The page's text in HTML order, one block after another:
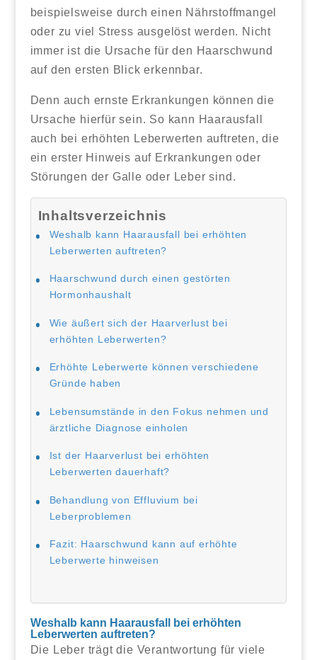
beispielsweise durch einen Nährstoffmangel
oder zu viel Stress ausgelöst werden. Nicht
immer ist die Ursache für den Haarschwund
auf den ersten Blick erkennbar.
Denn auch ernste Erkrankungen können die
Ursache hierfür sein. So kann Haarausfall
auch bei erhöhten Leberwerten auftreten, die
ein erster Hinweis auf Erkrankungen oder
Störungen der Galle oder Leber sind.
Inhaltsverzeichnis
Weshalb kann Haarausfall bei erhöhten
Leberwerten auftreten?
Haarschwund durch einen gestörten
Hormonhaushalt
Wie äußert sich der Haarverlust bei
erhöhten Leberwerten?
Erhöhte Leberwerte können verschiedene
Gründe haben
Lebensumstände in den Fokus nehmen und
ärztliche Diagnose einholen
Ist der Haarverlust bei erhöhten
Leberwerten dauerhaft?
Behandlung von Effluvium bei
Leberproblemen
Fazit: Haarschwund kann auf erhöhte
Leberwerte hinweisen
Weshalb kann Haarausfall bei erhöhten
Leberwerten auftreten?
Die Leber trägt die Verantwortung für viele